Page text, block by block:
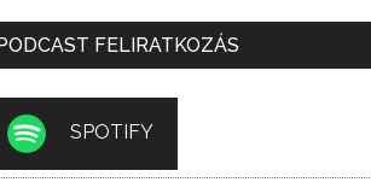
FELIRATKOZÁS
SPOTIFY